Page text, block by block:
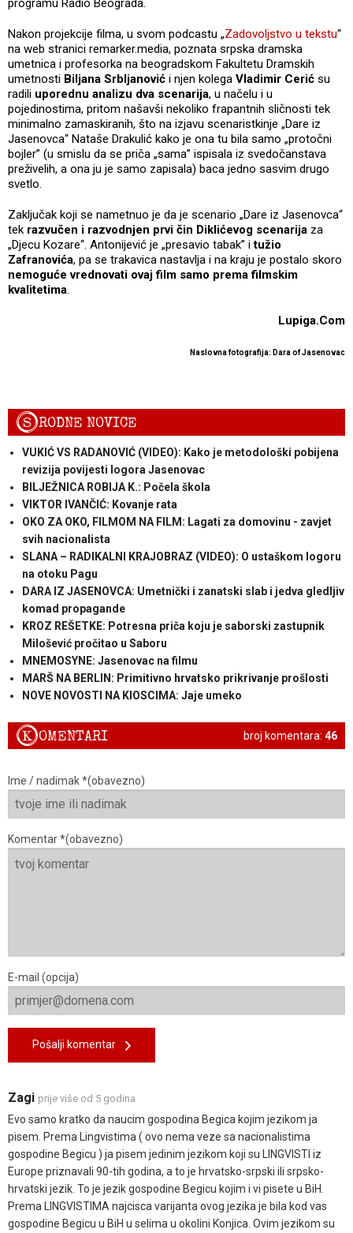
programu Radio Beograda.
Nakon projekcije filma, u svom podcastu „Zadovoljstvo u tekstu“
na web stranici remarker.media, poznata srpska dramska
umetnica i profesorka na beogradskom Fakultetu Dramskih
umetnosti Biljana Srbljanović i njen kolega Vladimir Cerić su
radili uporednu analizu dva scenarija, u načelu i u
pojedinostima, pritom našavši nekoliko frapantnih sličnosti tek
minimalno zamaskiranih, što na izjavu scenaristkinje „Dare iz
Jasenovca“ Nataše Drakulić kako je ona tu bila samo „protočni
bojler” (u smislu da se priča „sama” ispisala iz svedočanstava
preživelih, a ona ju je samo zapisala) baca jedno sasvim drugo
svetlo.
Zaključak koji se nametnuo je da je scenario „Dare iz Jasenovca“
tek razvučen i razvodnjen prvi čin Diklićevog scenarija za
„Djecu Kozare“. Antonijević je „presavio tabak” itužio
Zafranovića, pa se trakavica nastavlja i na kraju je postalo skoro
nemoguće vrednovati ovaj film samo prema filmskim
kvalitetima.
Lupiga.Com
Naslovna fotografija: Dara of Jasenovac
SRODNE NOVICE
VUKIĆ VS RADANOVIĆ (VIDEO): Kako je metodološki pobijena
revizija povijesti logora Jasenovac
BILJEŽNICA ROBIJA K.: Počela škola
VIKTOR IVANČIĆ: Kovanje rata
OKO ZA OKO, FILMOM NA FILM: Lagati za domovinu - zavjet
svih nacionalista
SLANA – RADIKALNI KRAJOBRAZ (VIDEO): O ustaškom logoru
na otoku Pagu
DARA IZ JASENOVCA: Umetnički i zanatski slab i jedva gledljiv
komad propagande
KROZ REŠETKE: Potresna priča koju je saborski zastupnik
Milošević pročitao u Saboru
MNEMOSYNE: Jasenovac na filmu
MARŠ NA BERLIN: Primitivno hrvatsko prikrivanje prošlosti
NOVE NOVOSTI NA KIOSCIMA: Jaje umeko
broj komentara: 46
KOMENTARI
Ime / nadimak *(obavezno)
Komentar *(obavezno)
E-mail (opcija)
Pošalji komentar
Zagi prije više od 5 godina
Evo samo kratko da naucim gospodina Begica kojim jezikom ja
pisem. Prema Lingvistima ( ovo nema veze sa nacionalistima
gospodine Begicu ) ja pisem jedinim jezikom koji su LINGVISTI iz
Europe priznavali 90-tih godina, a to je hrvatsko-srpski ili srpsko-
hrvatski jezik. To je jezik gospodine Begicu kojim i vi pisete u BiH.
Prema LINGVISTIMA najcisca varijanta ovog jezika je bila kod vas
gospodine Begicu u BiH u selima u okolini Konjica. Ovim jezikom su